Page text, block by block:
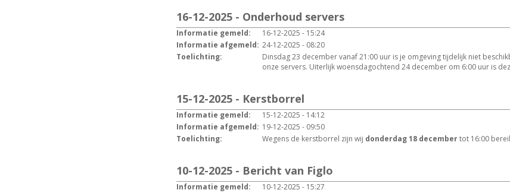
16-12-2025 - Onderhoud servers
Informatie gemeld:
16-12-2025 - 15:24
Informatie afgemeld: 24-12-2025 - 08:20
Toelichting:
Dinsdag 23 december vanaf 21:00 uur is je omgeving tijdelijk niet
onze servers. Uiterlijk woensdagochtend 24 december om 6:00 uur is
15-12-2025 - Kerstborrel
Informatie gemeld:
15-12-2025 - 14:12
Informatie afgemeld: 19-12-2025 - 09:50
Toelichting:
Wegens de kerstborrel zijn wij donderdag 18 decembertot 16:00
10-12-2025 - Bericht van Figlo
Informatie gemeld:
10-12-2025 - 15:27